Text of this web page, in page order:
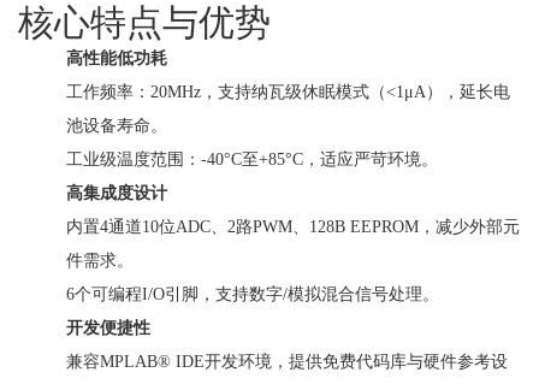
核心特点与优势
高性能低功耗
工作频率：20MHz，支持纳瓦级休眠模式（<1μA），延长电
池设备寿命。
工业级温度范围：-40°C至+85°C，适应严苛环境。
高集成度设计
内置4通道10位ADC、2路PWM、128B EEPROM，减少外部元
件需求。
6个可编程I/O引脚，支持数字/模拟混合信号处理。
开发便捷性
兼容MPLAB® IDE开发环境，提供免费代码库与硬件参考设